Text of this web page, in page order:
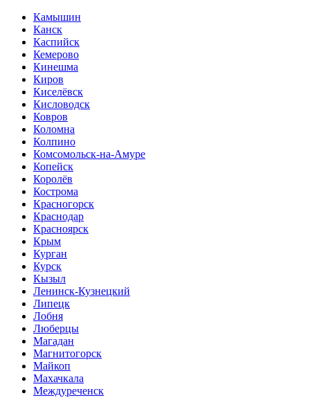
Камышин
Канск
Каспийск
Кемерово
Кинешма
Киров
Киселёвск
Кисловодск
Ковров
Коломна
Колпино
Комсомольск-на-Амуре
Копейск
Королёв
Кострома
Красногорск
Краснодар
Красноярск
Крым
Курган
Курск
Кызыл
Ленинск-Кузнецкий
Липецк
Лобня
Люберцы
Магадан
Магнитогорск
Майкоп
Махачкала
Междуреченск